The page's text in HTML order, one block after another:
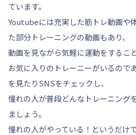
ています。
Youtubeには充実した筋トレ動画や
た部分トレーニングの動画もあり、
動画を見ながら気軽に運動をするこ
お気に入りのトレーニーがいるので
を見たりSNSをチェックし、
憧れの人が普段どんなトレーニング
ましょう。
憧れの人がやっている！というだけ